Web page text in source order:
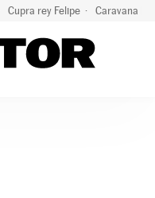
Cupra rey Felipe Caravana